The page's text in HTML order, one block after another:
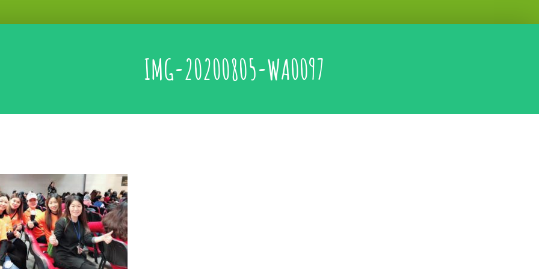
IMG-20200805-WA0097